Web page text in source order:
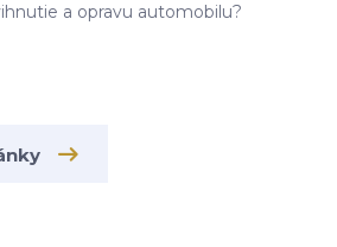
a opravu automobilu?